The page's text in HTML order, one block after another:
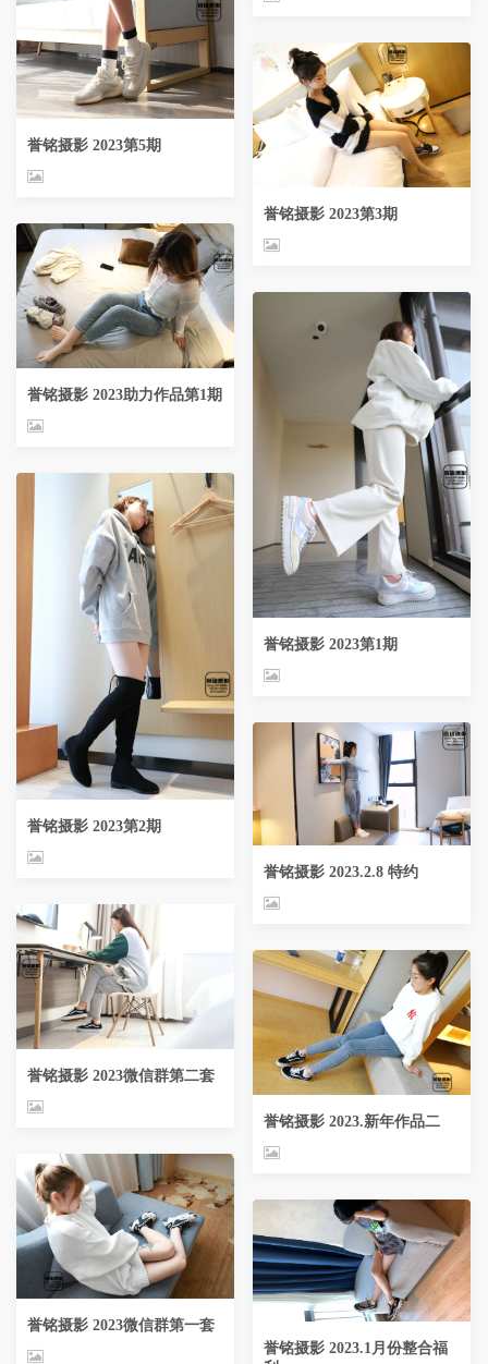
誉铭摄影 2023第5期
誉铭摄影 2023助力作品第1期
誉铭摄影 2023第2期
誉铭摄影 2023微信群第二套
誉铭摄影 2023微信群第一套
誉铭摄影 2023第3期
誉铭摄影 2023第1期
誉铭摄影 2023.2.8 特约
誉铭摄影 2023.新年作品二
誉铭摄影 2023.1月份整合福